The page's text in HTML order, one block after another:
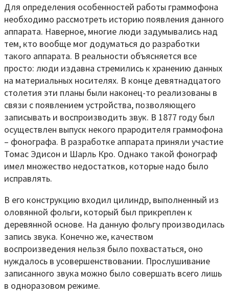
Для определения особенностей работы граммофона
необходимо рассмотреть историю появления данного
аппарата. Наверное, многие люди задумывались над
тем, кто вообще мог додуматься до разработки
такого аппарата. В реальности объясняется все
просто: люди издавна стремились к хранению данных
на материальных носителях. В конце девятнадцатого
столетия эти планы были наконец-то реализованы в
связи с появлением устройства, позволяющего
записывать и воспроизводить звук. В 1877 году был
осуществлен выпуск некого прародителя граммофона
– фонографа. В разработке аппарата приняли участие
Томас Эдисон и Шарль Кро. Однако такой фонограф
имел множество недостатков, которые надо было
исправлять.
В его конструкцию входил цилиндр, выполненный из
оловянной фольги, который был прикреплен к
деревянной основе. На данную фольгу производилась
запись звука. Конечно же, качеством
воспроизведения нельзя было похвастаться, оно
нуждалось в усовершенствовании. Прослушивание
записанного звука можно было совершать всего лишь
в одноразовом режиме.